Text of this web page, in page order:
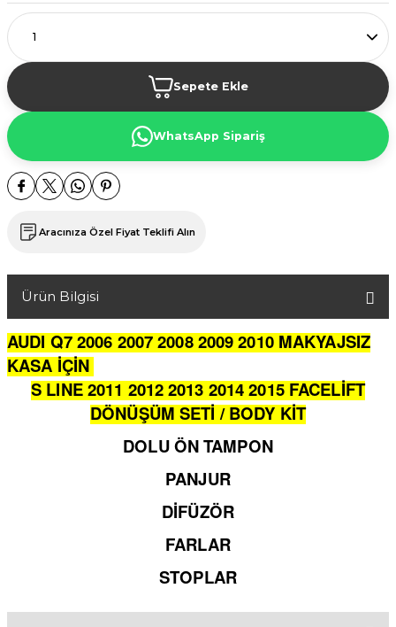
Sepete Ekle
WhatsApp Sipariş
Aracınıza Özel Fiyat Teklifi Alın
Ürün Bilgisi
AUDI Q7 2006 2007 2008 2009 2010 MAKYAJSIZ
KASA İÇİN
S LINE 2011 2012 2013 2014 2015 FACELİFT
DÖNÜŞÜM SETİ / BODY KİT
DOLU ÖN TAMPON
PANJUR
DİFÜZÖR
FARLAR
STOPLAR